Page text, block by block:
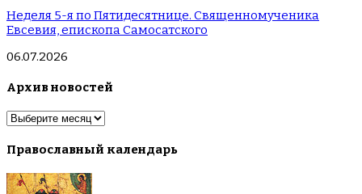
Неделя 5-я по Пятидесятнице. Священномученика
Евсевия, епископа Самосатского
06.07.2026
Архив новостей
Архив
Православный календарь